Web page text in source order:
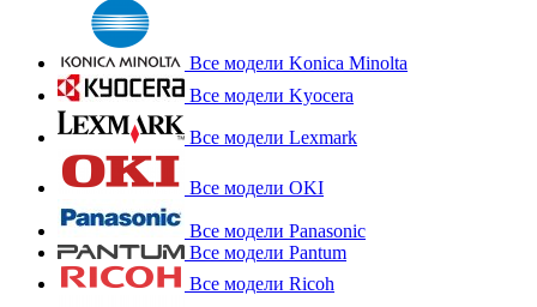
Все модели Konica Minolta
Все модели Kyocera
Все модели Lexmark
Все модели OKI
Все модели Panasonic
Все модели Pantum
Все модели Ricoh